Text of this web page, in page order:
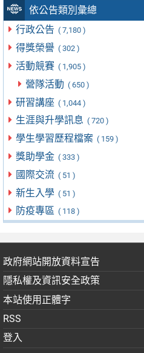
依公告類別彙總
行政公告 ( 7,180 )
得獎榮譽 ( 302 )
活動競賽 ( 1,905 )
營隊活動 ( 650 )
研習講座 ( 1,044 )
生涯與升學訊息 ( 720 )
學生學習歷程檔案 ( 159 )
獎助學金 ( 333 )
國際交流 ( 51 )
新生入學 ( 51 )
防疫專區 ( 118 )
政府網站開放資料宣告
隱私權及資訊安全政策
本站使用正體字
RSS
登入